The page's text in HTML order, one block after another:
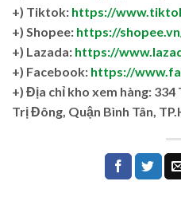
+) Tiktok: https://
+) Shopee: https://
+) Lazada: https://
+) Facebook: https://
+) Địa chỉ kho xem hàng:
Trị Đông, Quận Bình Tân,